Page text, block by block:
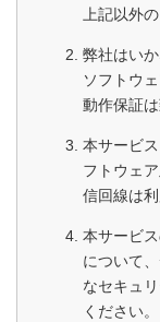
上記以外
弊社はい
ソフトウ
動作保証
本サービ
フトウェ
信回線は
本サービ
について
なセキュ
ください。